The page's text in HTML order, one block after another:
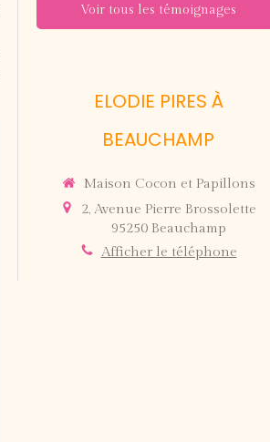
Voir tous les témoignages
ELODIE PIRES À
BEAUCHAMP
Maison Cocon et Papillons
2, Avenue Pierre Brossolette
95250 Beauchamp
Afficher le téléphone